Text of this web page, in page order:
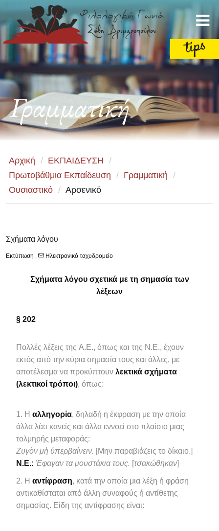
Γραμματική
Αρχική / ΕΚΠΑΙΔΕΥΣΗ /
Πρωτοβάθμια Εκπαίδευση / Γραμματική /
Ουσιαστικό / Αρσενικό
Σχήματα λόγου
Εκτύπωση , Ηλεκτρονικό ταχυδρομείο
Σχήματα λόγου σχετικά με τη σημασία των
λέξεων
§ 202
Πολλές λέξεις της A.E., όπως και της Ν.Ε., έχουν
εκτός από την κύρια σημασία τους και άλλες, με
αποτέλεσμα να προκύπτουνλεκτικά σχήματα
(λεκτικοί τρόποι), όπως:
Ηαλληγορία, δηλαδή η έκφραση με την οποία
άλλα λέει κανείς και άλλα εννοεί στο πλαίσιο μιας
τολμηρής μεταφοράς:
Ζυγὸν μὴ ὑπερβαίνειν. [Μην παραβιάζεις το δίκαιο.]
N.E.:Έφαγαν τα μουστάκια τους. [τσακώθηκαν]
Ηαντίφραση, κατά την οποία μια λέξη ή φράση
αντικαθίσταται από άλλη συναφούς ή αντίθετης
σημασίας. Είδη της αντίφρασης είναι: